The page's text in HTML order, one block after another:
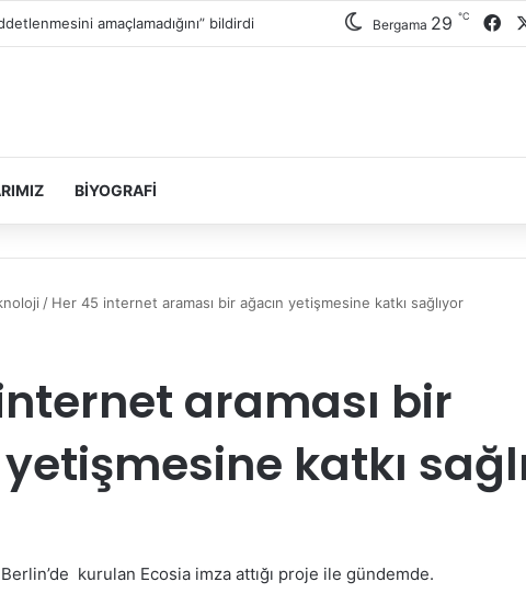
Şeria’da 3 kasabaya saldırdı Bergama 29 ℃
BIYOGRAFI
/ Her 45 internet araması bir ağacın yetişmesine katkı sağlıyor
araması bir
katkı
Berlin’de kurulan Ecosia imza attığı proje ile gündemde.